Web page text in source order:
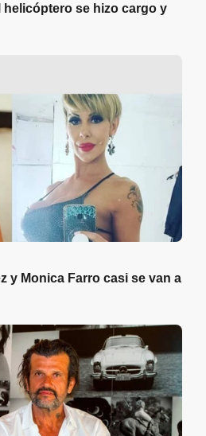
helicóptero se hizo cargo y
y Monica Farro casi se van a